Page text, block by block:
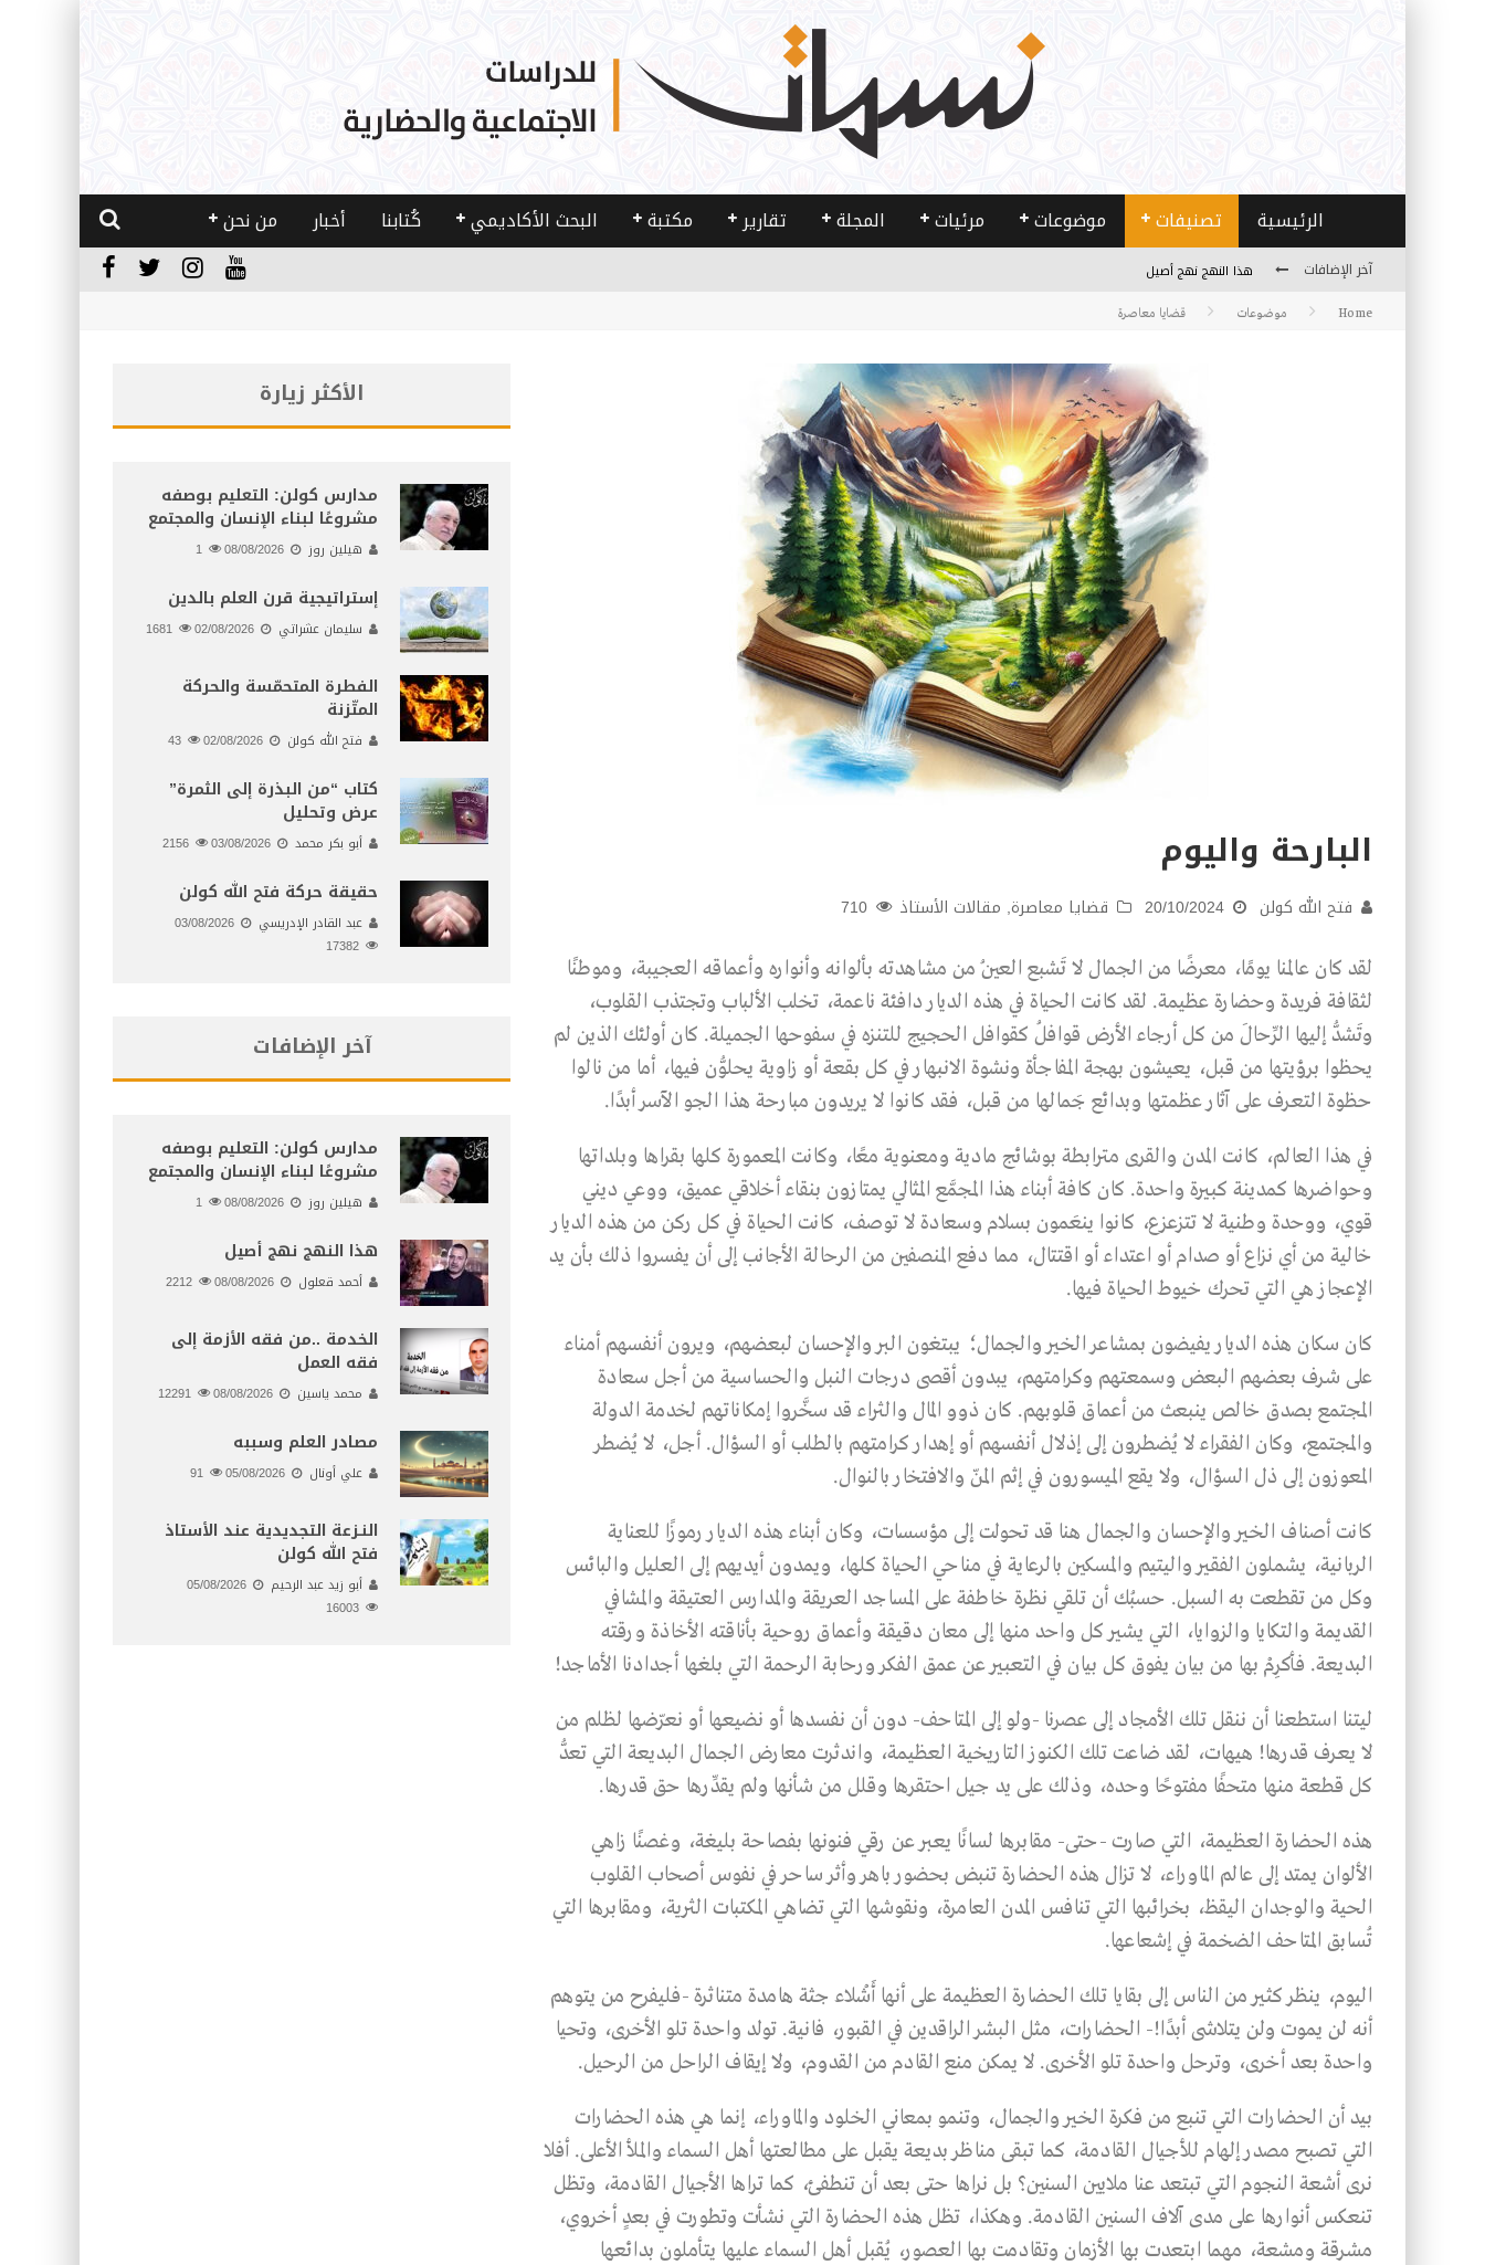
الرئيسية تصنيفات موضوعات مرئيات المجلة تقارير مكتبة البحث الأكاديمي كُتابنا أخبار من نحن
آخر الإضافات
الخدمة ..من فقه الأزمة إلى فقه العمل
مصادر العلم وسببه
النـزعة التجديدية عند الأستاذ فتح الله كولن
مدارس كولن: التعليم بوصفه مشروعًا لبناء الإنسان والمجتمع
هذا النهج نهج أصيل
Home موضوعات قضايا معاصرة
البارحة واليوم
فتح الله كولن 20/10/2024 قضايا معاصرة, مقالات الأستاذ
لقد كان عالمنا يومًا، معرضًا من الجمال لا تَشبع العينُ من مشاهدته بألوانه وأنواره وأعماقه العجيبة، وموطنًا
لثقافة فريدة وحضارة عظيمة. لقد كانت الحياة في هذه الديار دافئة ناعمة، تخلب الألباب وتجتذب القلوب،
وتَشدُّ إليها الرِّحالَ من كل أرجاء الأرض قوافلُ كقوافل الحجيج للتنزه في سفوحها الجميلة. كان أولئك الذين لم
يحظوا برؤيتها من قبل، يعيشون بهجة المفاجأة ونشوة الانبهار في كل بقعة أو زاوية يحلوُّن فيها، أما من نالوا
حظوة التعرف على آثار عظمتها وبدائع جَمالها من قبل، فقد كانوا لا يريدون مبارحة هذا الجو الآسر أبدًا.
في هذا العالم، كانت المدن والقرى مترابطة بوشائج مادية ومعنوية معًا، وكانت المعمورة كلها بقراها وبلداتها
وحواضرها كمدينة كبيرة واحدة. كان كافة أبناء هذا المجمَّع المثالي يمتازون بنقاء أخلاقي عميق، ووعي ديني
قوي، ووحدة وطنية لا تتزعزع، كانوا ينعَمون بسلام وسعادة لا توصف، كانت الحياة في كل ركن من هذه الديار
خالية من أي نزاع أو صدام أو اعتداء أو اقتتال، مما دفع المنصفين من الرحالة الأجانب إلى أن يفسروا ذلك بأن يد
الإعجاز هي التي تحرك خيوط الحياة فيها.
كان سكان هذه الديار يفيضون بمشاعر الخير والجمال؛ يبتغون البر والإحسان لبعضهم، ويرون أنفسهم أمناء
على شرف بعضهم البعض وسمعتهم وكرامتهم، يبدون أقصى درجات النبل والحساسية من أجل سعادة
المجتمع بصدق خالص ينبعث من أعماق قلوبهم. كان ذوو المال والثراء قد سخَّروا إمكاناتهم لخدمة الدولة
والمجتمع، وكان الفقراء لا يُضطرون إلى إذلال أنفسهم أو إهدار كرامتهم بالطلب أو السؤال. أجل، لا يُضطر
المعوزون إلى ذل السؤال، ولا يقع الميسورون في إثم المنّ والافتخار بالنوال.
كانت أصناف الخير والإحسان والجمال هنا قد تحولت إلى مؤسسات، وكان أبناء هذه الديار رموزًا للعناية
الربانية، يشملون الفقير واليتيم والمسكين بالرعاية في مناحي الحياة كلها، ويمدون أيديهم إلى العليل والبائس
وكل من تقطعت به السبل. حسبُك أن تلقي نظرة خاطفة على المساجد العريقة والمدارس العتيقة والمشافي
القديمة والتكايا والزوايا، التي يشير كل واحد منها إلى معان دقيقة وأعماق روحية بأناقته الأخاذة ورقته
البديعة. فأكرِمْ بها من بيان يفوق كل بيان في التعبير عن عمق الفكر ورحابة الرحمة التي بلغها أجدادنا الأماجد!
ليتنا استطعنا أن ننقل تلك الأمجاد إلى عصرنا -ولو إلى المتاحف- دون أن نفسدها أو نضيعها أو نعرّضها لظلم من
لا يعرف قدرها! هيهات، لقد ضاعت تلك الكنوز التاريخية العظيمة، واندثرت معارض الجمال البديعة التي تعدُّ
كل قطعة منها متحفًا مفتوحًا وحده، وذلك على يد جيل احتقرها وقلل من شأنها ولم يقدِّرها حق قدرها.
هذه الحضارة العظيمة، التي صارت -حتى- مقابرها لسانًا يعبر عن رقي فنونها بفصاحة بليغة، وغصنًا زاهي
الألوان يمتد إلى عالم الماوراء، لا تزال هذه الحضارة تنبض بحضور باهر وأثر ساحر في نفوس أصحاب القلوب
الحية والوجدان اليقظ، بخرائبها التي تنافس المدن العامرة، ونقوشها التي تضاهي المكتبات الثرية، ومقابرها التي
تُسابق المتاحف الضخمة في إشعاعها.
اليوم، ينظر كثير من الناس إلى بقايا تلك الحضارة العظيمة على أنها أَشْلاء جثة هامدة متناثرة -فليفرح من يتوهم
أنه لن يموت ولن يتلاشى أبدًا!- الحضارات، مثل البشر الراقدين في القبور، فانية. تولد واحدة تلو الأخرى، وتحيا
واحدة بعد أخرى، وترحل واحدة تلو الأخرى. لا يمكن منع القادم من القدوم، ولا إيقاف الراحل من الرحيل.
بيد أن الحضارات التي تنبع من فكرة الخير والجمال، وتنمو بمعاني الخلود والماوراء، إنما هي هذه الحضارات
التي تصبح مصدر إلهام للأجيال القادمة، كما تبقى مناظر بديعة يقبل على مطالعتها أهل السماء والملأ الأعلى. أفلا
نرى أشعة النجوم التي تبتعد عنا ملايين السنين؟ بل نراها حتى بعد أن تنطفئ، كما تراها الأجيال القادمة، وتظل
تنعكس أنوارها على مدى آلاف السنين القادمة. وهكذا، تظل هذه الحضارة التي نشأت وتطورت في بعدٍ أخروي،
مشرقة ومشعة، مهما ابتعدت بها الأزمان وتقادمت بها العصور، يُقبل أهل السماء عليها يتأملون بدائعها
الأكثر زيارة
مدارس كولن: التعليم بوصفه
مشروعًا لبناء الإنسان والمجتمع
هيلين روز 08/08/2026
إستراتيجية قرن العلم بالدين
سليمان عشراتي 02/08/2026
الفطرة المتحمّسة والحركة
المتّزنة
فتح الله كولن 02/08/2026
كتاب “من البذرة إلى الثمرة”
عرض وتحليل
أبو بكر محمد 03/08/2026
حقيقة حركة فتح الله كولن
عبد القادر الإدريسي
03/08/2026
آخر الإضافات
مدارس كولن: التعليم بوصفه
مشروعًا لبناء الإنسان والمجتمع
هيلين روز 08/08/2026
هذا النهج نهج أصيل
أحمد قعلول 08/08/2026
الخدمة ..من فقه الأزمة إلى
فقه العمل
محمد ياسين 08/08/2026
مصادر العلم وسببه
علي أونال 05/08/2026
النـزعة التجديدية عند الأستاذ
فتح الله كولن
أبو زيد عبد الرحيم
05/08/2026